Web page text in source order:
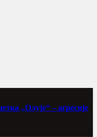
„Олује“ – агресије